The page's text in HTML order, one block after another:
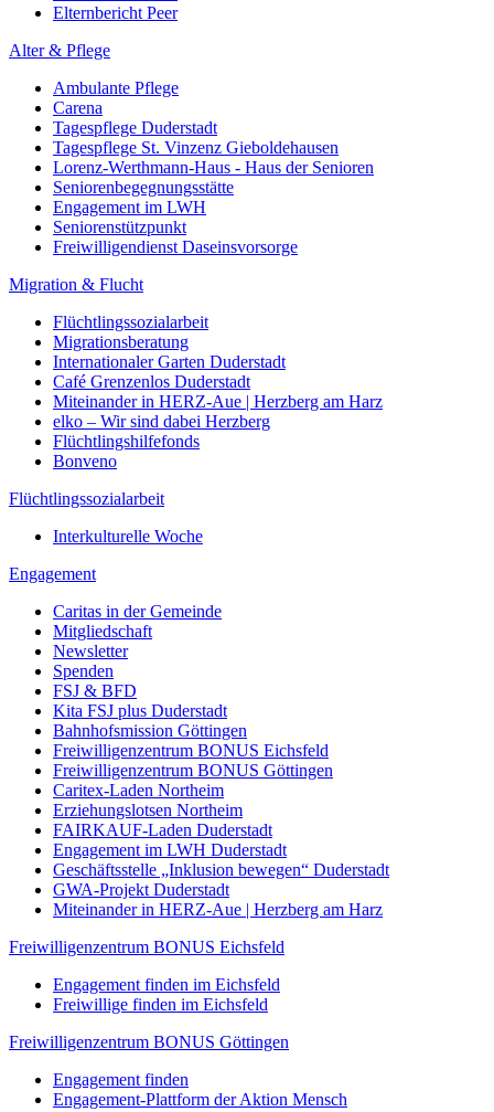
Elternbericht Peer
Alter & Pflege
Ambulante Pflege
Carena
Tagespflege Duderstadt
Tagespflege St. Vinzenz Gieboldehausen
Lorenz-Werthmann-Haus - Haus der Senioren
Seniorenbegegnungsstätte
Engagement im LWH
Seniorenstützpunkt
Freiwilligendienst Daseinsvorsorge
Migration & Flucht
Flüchtlingssozialarbeit
Migrationsberatung
Internationaler Garten Duderstadt
Café Grenzenlos Duderstadt
Miteinander in HERZ-Aue | Herzberg am Harz
elko – Wir sind dabei Herzberg
Flüchtlingshilfefonds
Bonveno
Flüchtlingssozialarbeit
Interkulturelle Woche
Engagement
Caritas in der Gemeinde
Mitgliedschaft
Newsletter
Spenden
FSJ & BFD
Kita FSJ plus Duderstadt
Bahnhofsmission Göttingen
Freiwilligenzentrum BONUS Eichsfeld
Freiwilligenzentrum BONUS Göttingen
Caritex-Laden Northeim
Erziehungslotsen Northeim
FAIRKAUF-Laden Duderstadt
Engagement im LWH Duderstadt
Geschäftsstelle „Inklusion bewegen“ Duderstadt
GWA-Projekt Duderstadt
Miteinander in HERZ-Aue | Herzberg am Harz
Freiwilligenzentrum BONUS Eichsfeld
Engagement finden im Eichsfeld
Freiwillige finden im Eichsfeld
Freiwilligenzentrum BONUS Göttingen
Engagement finden
Engagement-Plattform der Aktion Mensch